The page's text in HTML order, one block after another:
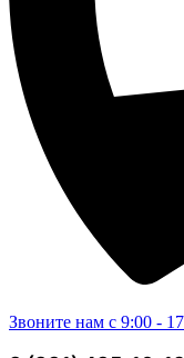
Звоните нам с 9:00 -